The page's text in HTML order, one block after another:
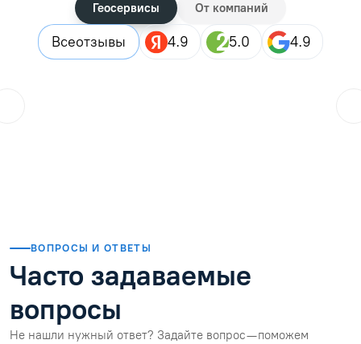
Геосервисы От компаний
Всеотзывы 4.9 5.0 4.9
ВОПРОСЫ И ОТВЕТЫ
Часто задаваемые
вопросы
Не нашли нужный ответ? Задайте вопрос — поможем